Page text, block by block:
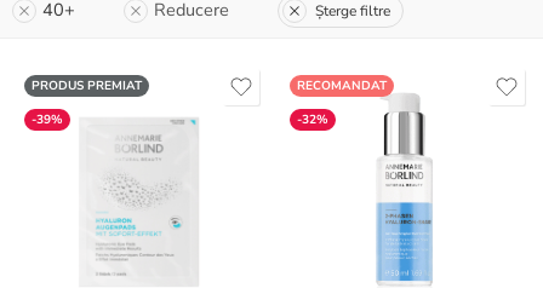
40+ Reducere Șterge filtre
PRODUS PREMIAT
-39%
RECOMANDAT
-32%